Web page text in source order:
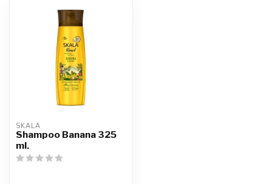
SKALA
Shampoo Banana 325
ml.